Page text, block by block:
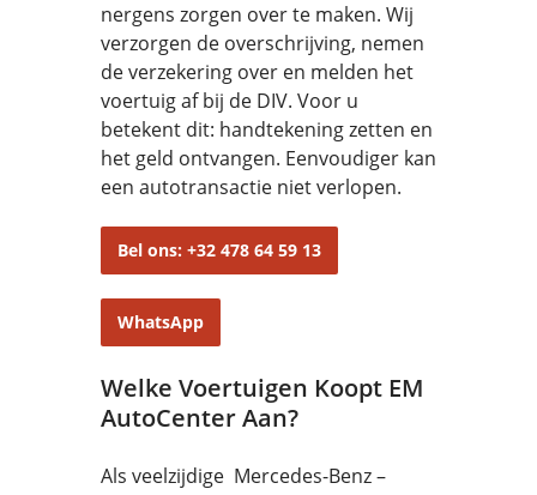
nergens zorgen over te maken. Wij
verzorgen de overschrijving, nemen
de verzekering over en melden het
voertuig af bij de DIV. Voor u
betekent dit: handtekening zetten en
het geld ontvangen. Eenvoudiger kan
een autotransactie niet verlopen.
Bel ons: +32 478 64 59 13
WhatsApp
Welke Voertuigen Koopt EM
AutoCenter Aan?
Als veelzijdige Mercedes-Benz –